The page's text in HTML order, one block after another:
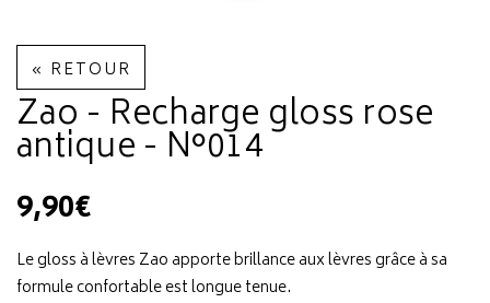
« RETOUR
Zao - Recharge gloss rose
antique - N°014
9,90€
Le gloss à lèvres Zao apporte brillance aux lèvres grâce à sa
formule confortable est longue tenue.